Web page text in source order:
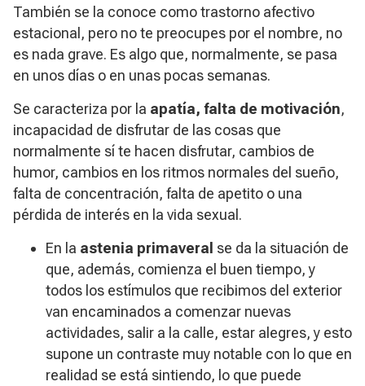
También se la conoce como trastorno afectivo
estacional, pero no te preocupes por el nombre, no
es nada grave. Es algo que, normalmente, se pasa
en unos días o en unas pocas semanas.
Se caracteriza por la apatía, falta de motivación,
incapacidad de disfrutar de las cosas que
normalmente sí te hacen disfrutar, cambios de
humor, cambios en los ritmos normales del sueño,
falta de concentración, falta de apetito o una
pérdida de interés en la vida sexual.
En la astenia primaveral se da la situación de
que, además, comienza el buen tiempo, y
todos los estímulos que recibimos del exterior
van encaminados a comenzar nuevas
actividades, salir a la calle, estar alegres, y esto
supone un contraste muy notable con lo que en
realidad se está sintiendo, lo que puede